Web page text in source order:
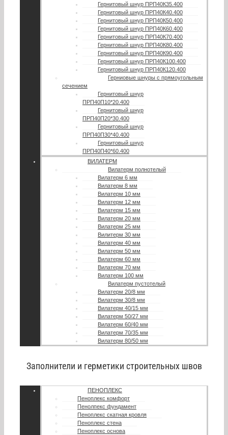
Гернитовый шнур ПРП40К35.400
Гернитовый шнур ПРП40К40.400
Гернитовый шнур ПРП40К50.400
Гернитовый шнур ПРП40К60.400
Гернитовый шнур ПРП40К70.400
Гернитовый шнур ПРП40К80.400
Гернитовый шнур ПРП40К90.400
Гернитовый шнур ПРП40К100.400
Гернитовый шнур ПРП40К120.400
Герниовые шнуры с прямоугольным
сечением
Гернитовый шнур
ПРП40П10*20.400
Гернитовый шнур
ПРП40П20*30.400
Гернитовый шнур
ПРП40П30*40.400
Гернитовый шнур
ПРП40П40*60.400
ВИЛАТЕРМ
Вилатерм полнотелый
Вилатерм 6 мм
Вилатерм 8 мм
Вилатерм 10 мм
Вилатерм 12 мм
Вилатерм 15 мм
Вилатерм 20 мм
Вилатерм 25 мм
Вилитерм 30 мм
Вилатерм 40 мм
Вилатерм 50 мм
Вилатерм 60 мм
Вилатерм 70 мм
Вилатерм 100 мм
Вилатерм пустотелый
Вилатерм 20/8 мм
Вилатерм 30/8 мм
Вилатерм 40/15 мм
Вилатерм 50/27 мм
Вилатерм 60/40 мм
Вилатерм 70/35 мм
Вилатерм 80/50 мм
Заполнители и герметики строительных швов
ПЕНОПЛЕКС
Пеноплекс комфорт
Пенолпекс фундамент
Пеноплекс скатная кровля
Пеноплекс стена
Пеноплекс основа